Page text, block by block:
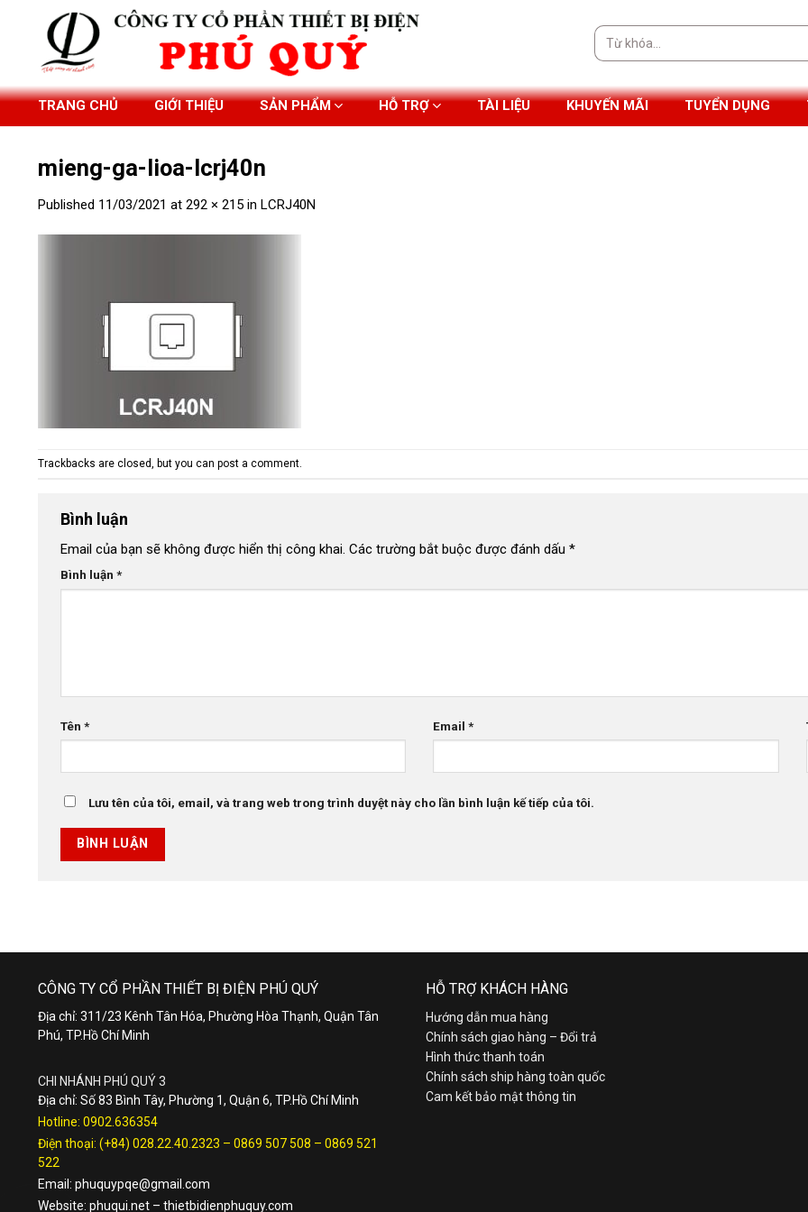
Tìm
kiếm:
TRANG CHỦ GIỚI THIỆU SẢN PHẨM HỖ TRỢ TÀI LIỆU KHUYẾN MÃI TUYỂN DỤNG
mieng-ga-lioa-lcrj40n
Published 11/03/2021 at 292 × 215 in LCRJ40N
Trackbacks are closed, but you can post a comment
Bình luận
Email của bạn sẽ không được hiển thị công khai. Các trường bắt buộc được đánh dấu *
Bình luận *
Tên * Email*
Lưu tên của tôi, email, và trang web trong trình duyệt này cho lần bình luận kế tiếp của tôi.
CÔNG TY CỔ PHẦN THIẾT BỊ ĐIỆN PHÚ QUÝ
Địa chỉ: 311/23 Kênh Tân Hóa, Phường Hòa Thạnh, Quận Tân
Phú, TP.Hồ Chí Minh
CHI NHÁNH PHÚ QUÝ 3
Địa chỉ: Số 83 Bình Tây, Phường 1, Quận 6, TP.Hồ Chí Minh
Hotline: 0902.636354
Điện thoại: (+84) 028.22.40.2323 – 0869 507 508 – 0869 521
522
Email: phuquypqe@gmail.com
Website: phuqui.net – thietbidienphuquy.com
HỖ TRỢ KHÁCH HÀNG
Hướng dẫn mua hàng
Chính sách giao hàng – Đổi trả
Hình thức thanh toán
Chính sách ship hàng toàn quốc
Cam kết bảo mật thông tin